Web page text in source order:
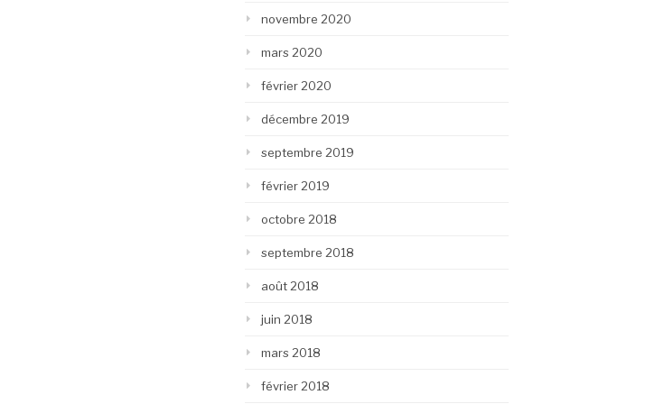
novembre 2020
mars 2020
février 2020
décembre 2019
septembre 2019
février 2019
octobre 2018
septembre 2018
août 2018
juin 2018
mars 2018
février 2018